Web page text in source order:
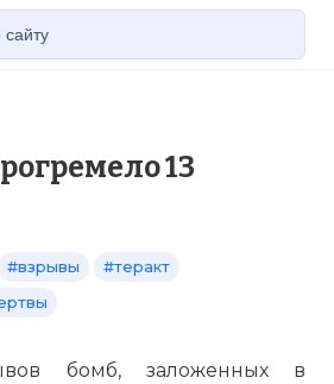
13
#взрывы
#теракт
бомб, заложенных в